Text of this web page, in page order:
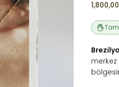
1,800,00
Brezilya